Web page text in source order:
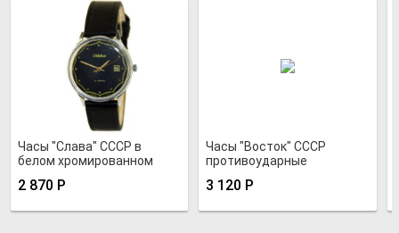
Часы "Слава" СССР в
белом хромированном
2 870 Р
Часы "Восток" СССР
противоударные
3 120 Р